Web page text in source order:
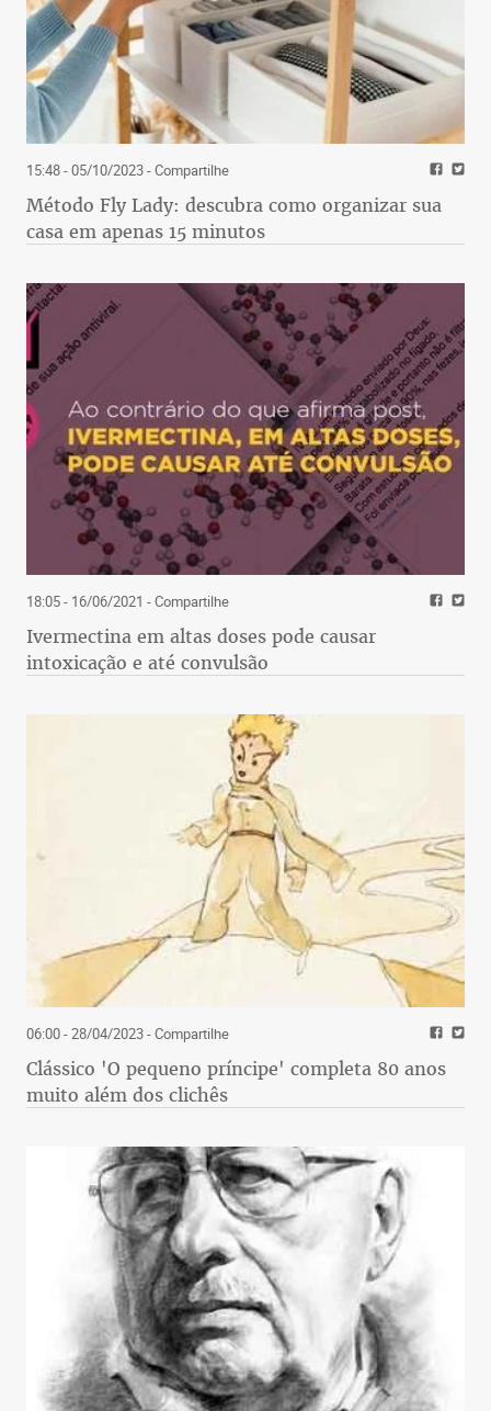
15:48 - 05/10/2023- Compartilhe
Método Fly Lady: descubra como organizar sua
casa em apenas 15 minutos
18:05 - 16/06/2021 - Compartilhe
Ivermectina em altas doses pode causar
intoxicação e até convulsão
06:00 - 28/04/2023- Compartilhe
Clássico 'O pequeno príncipe' completa 80 anos
muito além dos clichês